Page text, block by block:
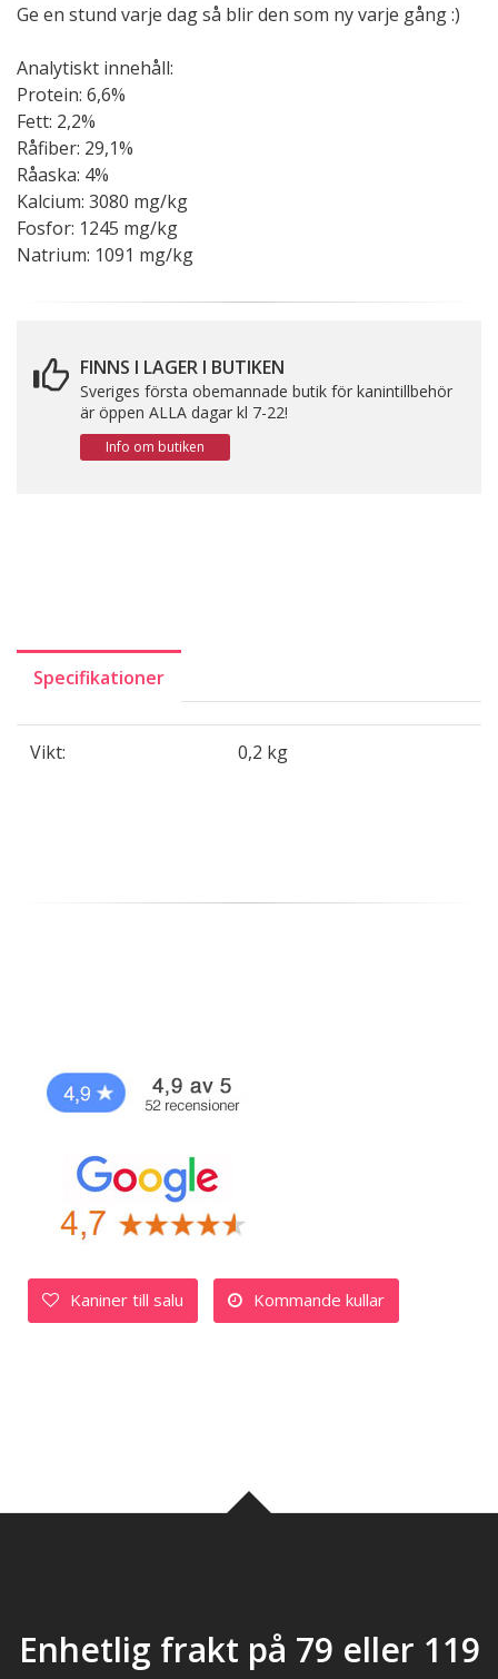
Ge en stund varje dag så blir den som ny varje gång :)
Analytiskt innehåll:
Protein: 6,6%
Fett: 2,2%
Råfiber: 29,1%
Råaska: 4%
Kalcium: 3080 mg/kg
Fosfor: 1245 mg/kg
Natrium: 1091 mg/kg
FINNS I LAGER I BUTIKEN
Sveriges första obemannade butik för kanintillbehör
är öppen ALLA dagar kl 7-22!
Info om butiken
Specifikationer
Vikt: 0,2 kg
Kaniner till salu Kommande kullar
Enhetlig frakt på 79 eller 119